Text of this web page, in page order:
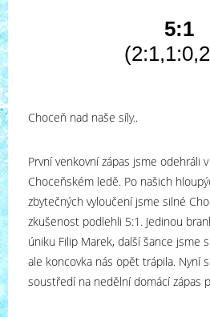
5:1
Choceň nad naše síly..
První venkovní zápas jsme odehráli
Choceňském ledě. Po našich
zbytečných vyloučení jsme silné
zkušenost podlehli 5:1. Jedinou
úniku Filip Marek, další šance jsme
ale koncovka nás opět trápila. Nyní
soustředí na nedělní domácí zápas